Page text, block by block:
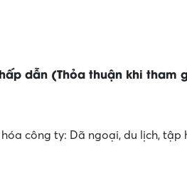
dẫn (Thỏa thuận khi tham
công ty: Dã ngoại, du lịch, tập